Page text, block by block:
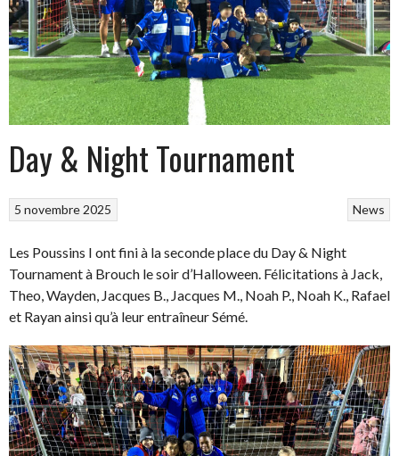
Day & Night Tournament
News
5 novembre 2025
Les Poussins I ont fini à la seconde place du Day & Night
Tournament à Brouch le soir d’Halloween. Félicitations à Jack,
Theo, Wayden, Jacques B., Jacques M., Noah P., Noah K., Rafael
et Rayan ainsi qu’à leur entraîneur Sémé.